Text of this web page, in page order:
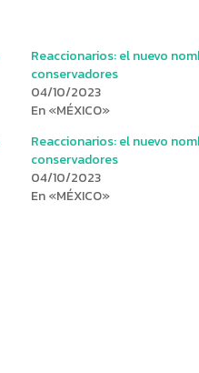
Reaccionarios: el nuevo
conservadores
04/10/2023
En «MÉXICO»
Reaccionarios: el nuevo
conservadores
04/10/2023
En «MÉXICO»